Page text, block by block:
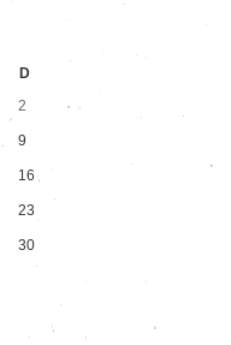
D
2
9
16
23
30